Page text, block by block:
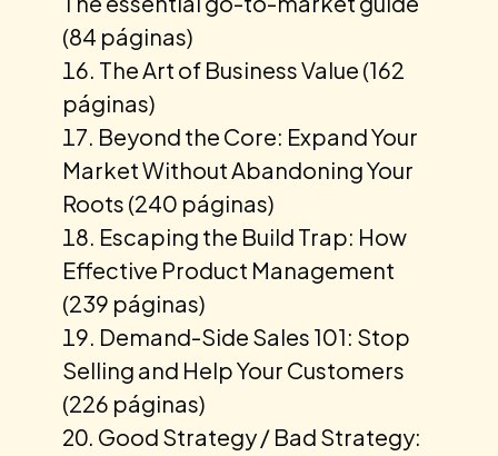
(84 páginas)
The Art of Business Value (162
páginas)
Beyond the Core: Expand Your
Market Without Abandoning Your
Roots (240 páginas)
Escaping the Build Trap: How
Effective Product Management
(239 páginas)
Demand-Side Sales 101: Stop
Selling and Help Your Customers
(226 páginas)
Good Strategy / Bad Strategy: